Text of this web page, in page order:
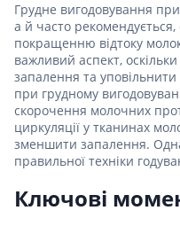
Грудне вигодовування
а й часто
покращенню відтоку
важливий аспект,
запалення та
при грудному
скорочення молочних
циркуляції у тканинах
зменшити запалення.
правильної техніки
Ключові